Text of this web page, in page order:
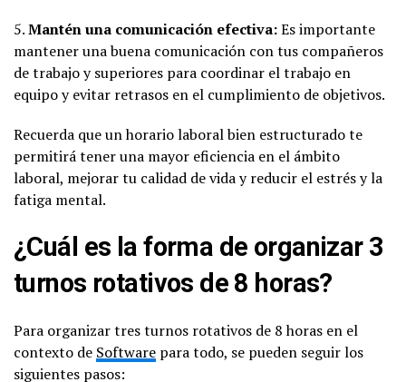
5.Mantén una comunicación efectiva:Es importante
mantener una buena comunicación con tus compañeros
de trabajo y superiores para coordinar el trabajo en
equipo y evitar retrasos en el cumplimiento de objetivos.
Recuerda que un horario laboral bien estructurado te
permitirá tener una mayor eficiencia en el ámbito
laboral, mejorar tu calidad de vida y reducir el estrés y la
fatiga mental.
¿Cuál es la forma de organizar 3
turnos rotativos de 8 horas?
Para organizar tres turnos rotativos de 8 horas en el
contexto de Software para todo, se pueden seguir los
siguientes pasos: